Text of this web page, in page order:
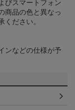
びスマートフォン
商品の色と異なっ
ださい。
ンなどの仕様が予